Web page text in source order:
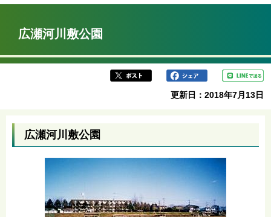
か
広瀬河川敷公園
更新日：2018年7月13日
広瀬河川敷公園